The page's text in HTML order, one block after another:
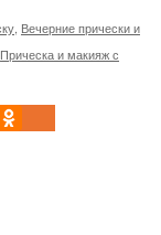
, Вечерние прически и
Прическа и макияж с